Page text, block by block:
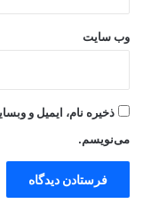
وب‌ سایت
ذخیره نام، ایمیل و
می‌نویسم.